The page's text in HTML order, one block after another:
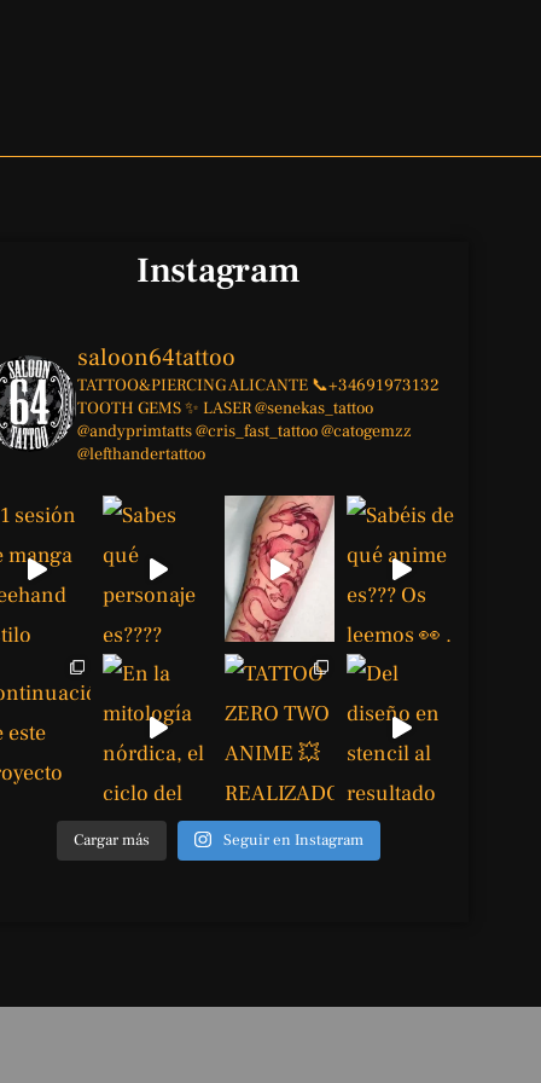
Instagram
saloon64tattoo
TATTOO&PIERCINGALICANTE 📞+34691973132
TOOTH GEMS ✨ LASER@senekas_tattoo
@andyprimtatts@cris_fast_tattoo@catogemzz
@lefthandertattoo
Cargar más Seguir en Instagram